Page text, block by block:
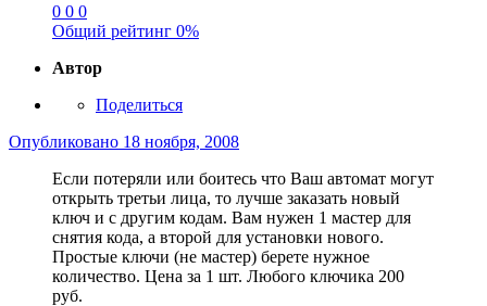
0 0 0
Общий рейтинг 0%
Автор
Поделиться
Опубликовано 18 ноября, 2008
Если потеряли или боитесь что Ваш автомат могут
открыть третьи лица, то лучше заказать новый
ключ и с другим кодам. Вам нужен 1 мастер для
снятия кода, а второй для установки нового.
Простые ключи (не мастер) берете нужное
количество. Цена за 1 шт. Любого ключика 200
руб.